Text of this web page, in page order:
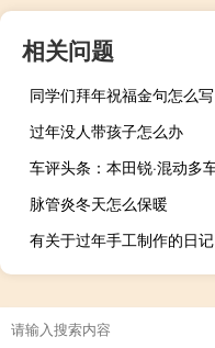
相关问题
同学们拜年祝福金句怎么写
过年没人带孩子怎么办
脉管炎冬天怎么保暖
有关于过年手工制作的日记